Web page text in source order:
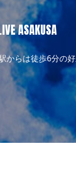
ASAKUSA
らは徒歩6分の